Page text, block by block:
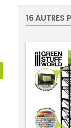
16 AUTRES